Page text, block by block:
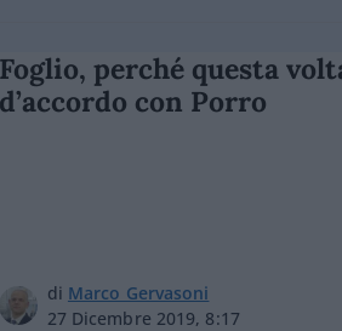
Foglio, perché questa
d’accordo con Porro
di Marco Gervasoni
27 Dicembre 2019, 8:17